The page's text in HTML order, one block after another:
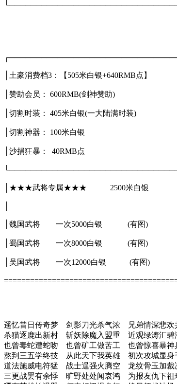
│土豪消费档3：【505米白银
│赞助会员： 600RMB(剑神
│切割时装： 405米白银(一大陆
│切割神器： 100米白银
│沙捐狂暴： 40RMB点
│★★★武将专属★★★
│魏国武将 一次5000白
│蜀国武将 一次8000白
│吴国武将 一次12000白银 (有图)
遥忆昔日传奇梦 剑影刀光杀气浓 兄弟情深悲
杀猫逐鹿出新村 斩妖除魔入盟重 近观绿涛汇
也曾毒蛇遭蛇吻 也曾矿工做苦工 也曾惊喜暴
熬到三五学终技 从此天下我英雄 初次攻城显
道法施威电符猛 战士逞强火腾空 龙纹骨玉加
三更战罢有余悸 旷野处处闻哀鸿 为报友仇下